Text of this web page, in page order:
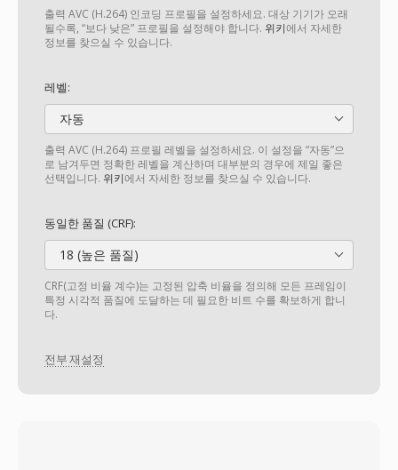
출력 AVC (H.264) 인코딩 프로필을 설정하세요. 대상 기기가 오래
될수록, “보다 낮은” 프로필을 설정해야 합니다. 위키에서 자세한
정보를 찾으실 수 있습니다.
레벨:
자동
출력 AVC (H.264) 프로필 레벨을 설정하세요. 이 설정을 “자동”으
로 남겨두면 정확한 레벨을 계산하며 대부분의 경우에 제일 좋은
선택입니다. 위키에서 자세한 정보를 찾으실 수 있습니다.
동일한 품질 (CRF):
18 (높은 품질)
CRF(고정 비율 계수)는 고정된 압축 비율을 정의해 모든 프레임이
특정 시각적 품질에 도달하는 데 필요한 비트 수를 확보하게 합니
다.
전부 재설정